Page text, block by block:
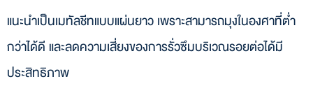
แนะนำเป็นเมทัลชีทแบบแผ่นยาว เพราะสามารถมุงในองศาที่ต่ำ
กว่าได้ดี และลดความเสี่ยงของการรั่วซึมบริเวณรอยต่อได้มี
ประสิทธิภาพ